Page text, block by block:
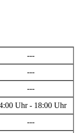
---
---
---
Uhr - 18:00 Uhr
---